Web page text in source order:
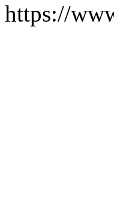
https://